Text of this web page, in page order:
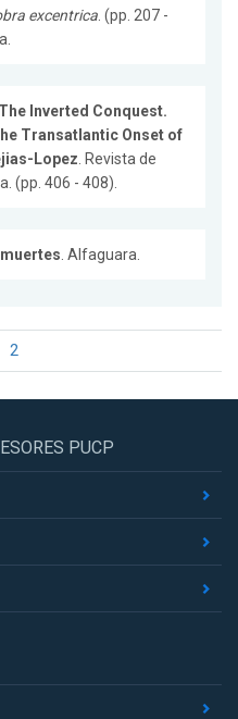
excentrica. (pp. 207 -
Inverted Conquest.
Transatlantic Onset of
Lopez. Revista de
(pp. 406 - 408).
. Alfaguara.
2
PUCP